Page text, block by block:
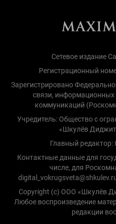
Сетевое издание
Регистрационный
Зарегистрировано
связи, информационных
коммуникаций
Учредитель: Общество с
«Шкулёв
Главный
Контактные данные для
числе, для
Copyright (с) ООО «Шкулёв
Любое воспроизведение
редакции